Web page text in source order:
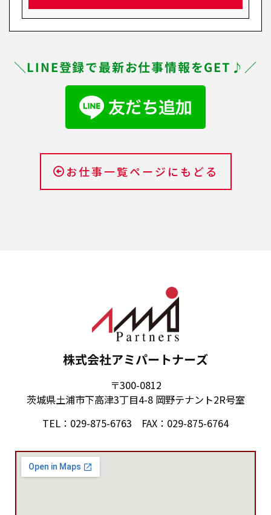
＼LINE登録で最新お仕事情報をGET♪／
お仕事一覧ページにもどる
株式会社アミパートナーズ
〒300-0812
茨城県土浦市下高津3丁目4-8 岡野テナント2R号室
TEL：029-875-6763 FAX：029-875-6764